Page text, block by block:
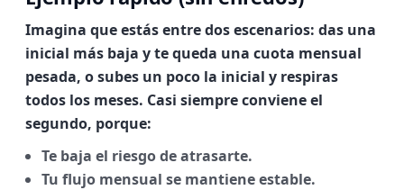
Imagina que estás entre dos escenarios: das una
inicial más baja y te queda una cuota mensual
pesada, o subes un poco la inicial y respiras
todos los meses. Casi siempre conviene el
segundo, porque:
Te baja el riesgo de atrasarte.
Tu flujo mensual se mantiene estable.